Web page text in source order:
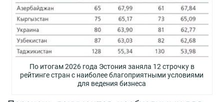
По итогам 2026 года Эстония заняла 12 строчку в
рейтинге стран с наиболее благоприятными условиями
для ведения бизнеса